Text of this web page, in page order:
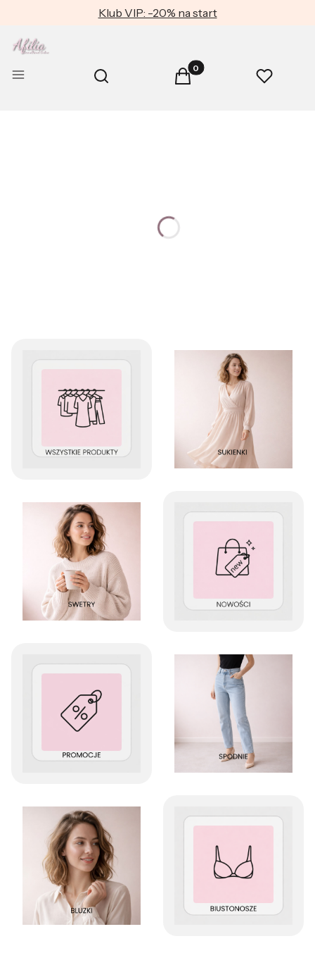
Klub VIP: -20% na start
Menu Otwórz wyszukiwarkę
Szukaj Produkty w koszyku: 0.
Koszyk Ulubione